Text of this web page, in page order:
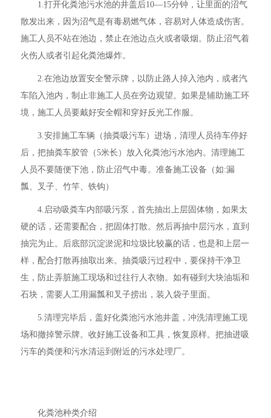
1.打开化粪池污水池的井盖后10—15分钟，让里面的沼气
散发出来，因为沼气是有毒易燃气体，容易对人体造成伤害。
施工人员不站在池边，禁止在池边点火或者吸烟。防止沼气着
火伤人或者引起化粪池爆炸。
2.在池边放置安全警示牌，以防止路人掉入池内，或者汽
车陷入池内，制止非施工人员在旁边观望。如果是辅助施工环
境，施工人员要戴好安全帽和穿好反光工作服。
3.安排施工车辆（抽粪吸污车）进场，清理人员待车停好
后，把抽粪车胶管（5米长）放入化粪池污水池内。清理施工
人员不要随便下池，防止沼气中毒。准备施工设备（如:漏
瓢、叉子、竹竿、铁钩）
4.启动吸粪车内部吸污泵，首先抽出上层固体物，如果太
硬的话，还需要配合，把固体打散。然后再抽中层污水，直到
抽完为止。后底部沉淀淤泥和垃圾比较赢的话，也是和上层一
样，配合打散再抽取出来。抽粪吸污过程中，要保持干净卫
生，防止弄脏施工现场和过往行人衣物。如有碰到大块油垢和
石块，需要人工用漏瓢和叉子捞出，装入袋子里面。
5.清理完毕后，盖好化粪池污水池井盖，冲洗清理施工现
场和撤掉警示牌。收好施工设备和工具，恢复原样。把抽进吸
污车的粪便和污水清运到附近的污水处理厂。
化粪池种类介绍